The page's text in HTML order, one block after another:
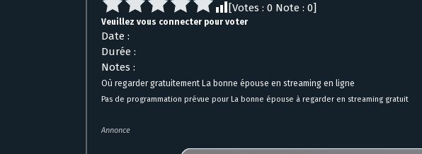
[Votes : 0 Note : 0]
Veuillez vous connecter pour voter
Date :
Durée :
Notes :
Où regarder gratuitement La bonne épouse en streaming en ligne
Pas de programmation prévue pour La bonne épouse à regarder en streaming gratuit
Annonce